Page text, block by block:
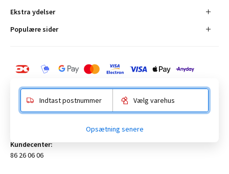
Ekstra ydelser
Populære sider
Anelystparken 16, 8381 Tilst. CVR-nummer 19555305
Kundecenter:
86 26 06 06
Indtast postnummer Vælg varehus
Opsætning senere